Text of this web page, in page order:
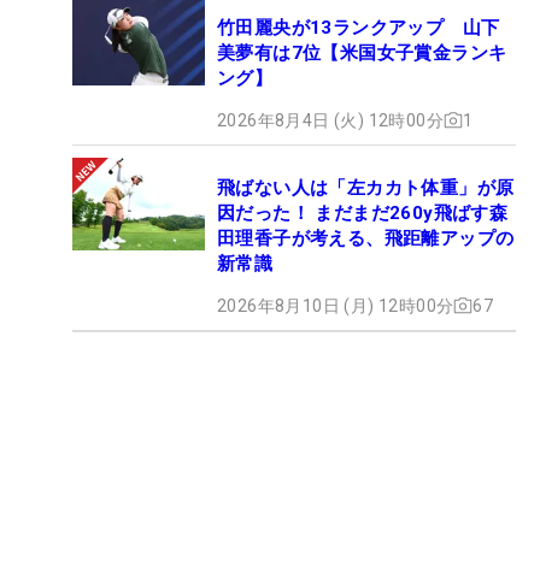
竹田麗央が13ランクアップ 山下
美夢有は7位【米国女子賞金ランキ
ング】
2026年8月4日 (火) 12時00分 1
飛ばない人は「左カカト体重」が原
因だった！ まだまだ260y飛ばす森
田理香子が考える、飛距離アップの
新常識
2026年8月10日 (月) 12時00分 67